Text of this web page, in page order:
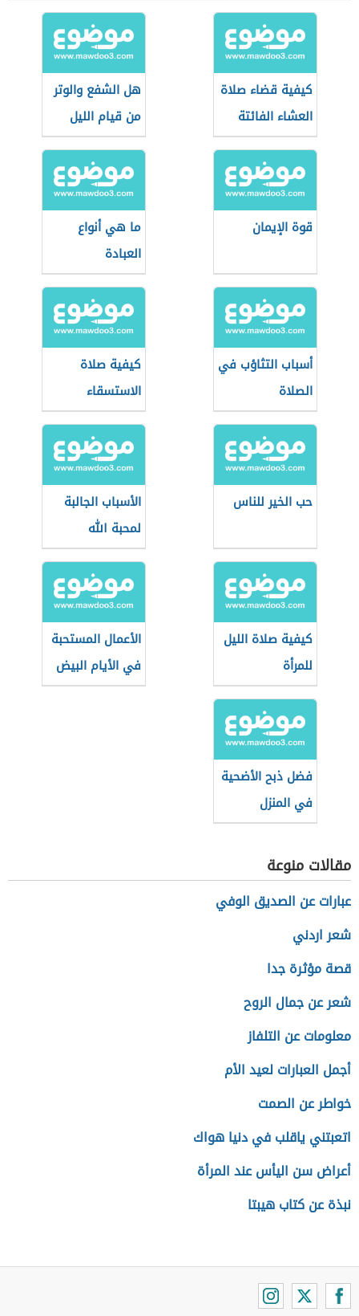
كيفية قضاء صلاة
العشاء الفائتة
هل الشفع والوتر
من قيام الليل
قوة الإيمان
ما هي أنواع
العبادة
أسباب التثاؤب في
الصلاة
كيفية صلاة
الاستسقاء
حب الخير للناس
الأسباب الجالبة
لمحبة الله
كيفية صلاة الليل
للمرأة
الأعمال المستحبة
في الأيام البيض
فضل ذبح الأضحية
في المنزل
مقالات منوعة
عبارات عن الصديق الوفي
شعر اردني
قصة مؤثرة جدا
شعر عن جمال الروح
معلومات عن التلفاز
أجمل العبارات لعيد الأم
خواطر عن الصمت
اتعبتني ياقلب في دنيا هواك
أعراض سن اليأس عند المرأة
نبذة عن كتاب هيبتا